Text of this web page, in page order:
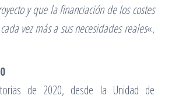
y que la financiación de los costes
vez más a sus necesidades reales«,
de 2020, desde la Unidad de